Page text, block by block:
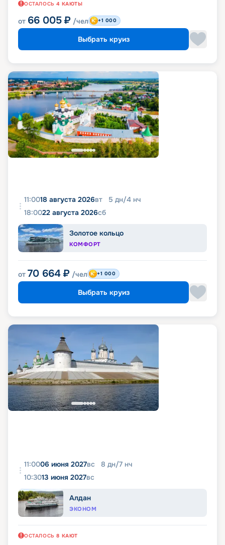
ОСТАЛОСЬ 4 КАЮТЫ
от 66 005 ₽ /чел +1 000
Выбрать круиз
11:0018 августа 2026вт 5 дн/4 нч
18:0022 августа 2026сб
Золотое кольцо
КОМФОРТ
от 70 664 ₽ /чел +1 000
Выбрать круиз
11:0006 июня 2027вс 8 дн/7 нч
10:3013 июня 2027вс
Алдан
ЭКОНОМ
ОСТАЛОСЬ 8 КАЮТ